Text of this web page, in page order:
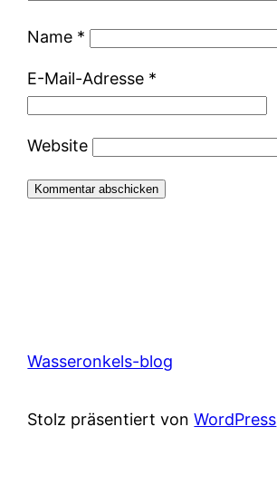
Name *
E-Mail-Adresse *
Website
Wasseronkels-blog
Stolz präsentiert vonWordPress